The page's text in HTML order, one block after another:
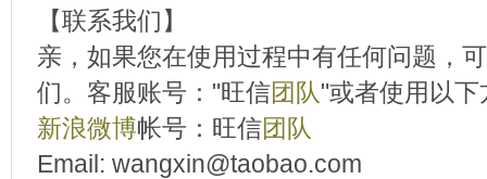
【联系我们】
亲，如果您在使用过程中有任何问题，
们。客服账号："旺信团队"或者使用以下
新浪微博帐号：旺信团队
Email: wangxin@taobao.com